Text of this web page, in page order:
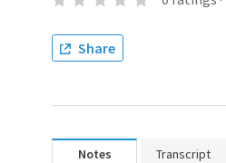
Share
Notes Transcript